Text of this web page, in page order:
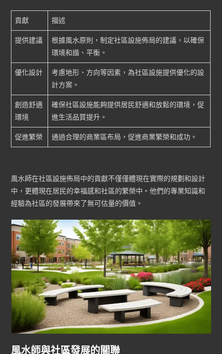
貢獻 描述
提供建議
根據風水原則，制定社區設施佈局的建議，以確保
環境和諧、平衡。
優化設計
考慮地形、方向等因素，為社區設施提供優化的設
計方案。
創造舒適
環境
確保社區設施能夠提供居民舒適和放鬆的環境，促
進生活品質提升。
促進繁榮 通過合理的商業區布局，促進商業繁榮和成功。
風水師在社區設施佈局中的貢獻不僅僅體現在實際的規劃和設計
中，更體現在居民的幸福感和社區的繁榮中。他們的專業知識和
經驗為社區的發展帶來了無可估量的價值。
風水師與社區發展的關聯